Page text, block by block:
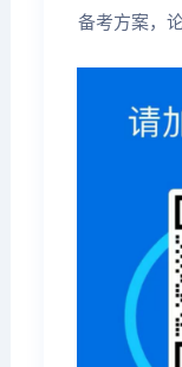
备考方案，